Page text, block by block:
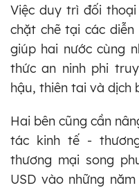
Việc duy trì đối
chặt chẽ tại các
giúp hai nước cùng
thức an ninh phi
hậu, thiên tai và dịch
Hai bên cũng cần
tác kinh tế -
thương mại song
USD vào những